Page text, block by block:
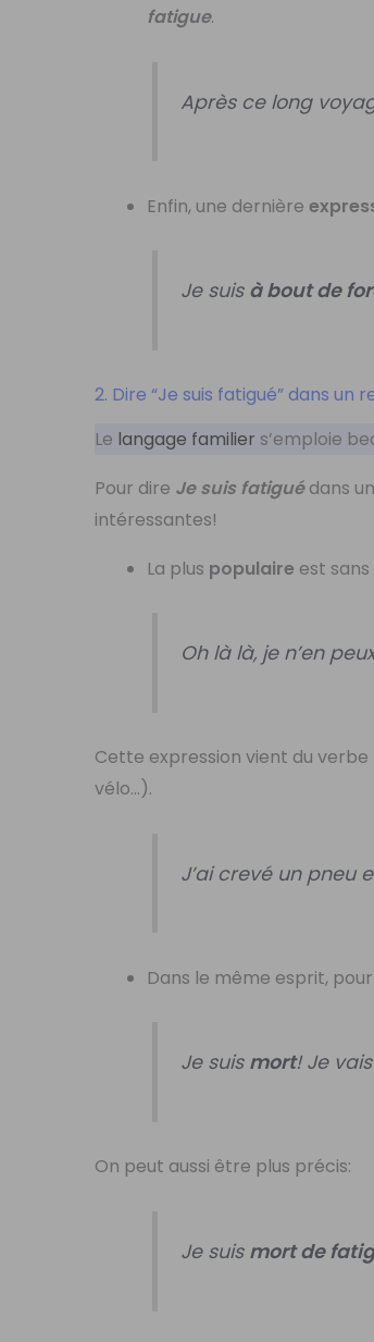
fatigue.
Après ce long
Enfin, une dernière
Je suis à bout de
2. Dire “Je suis fatigué” dans un
Le langage familier s’emploie
Pour dire Je suis fatiguédans un
intéressantes!
La plus populaire est
Oh là là, je n’en
Cette expression vient du verbe
vélo…).
J’ai crevé un pneu
Dans le même esprit,
Je suis mort! Je
On peut aussi être plus précis:
Je suis mort de